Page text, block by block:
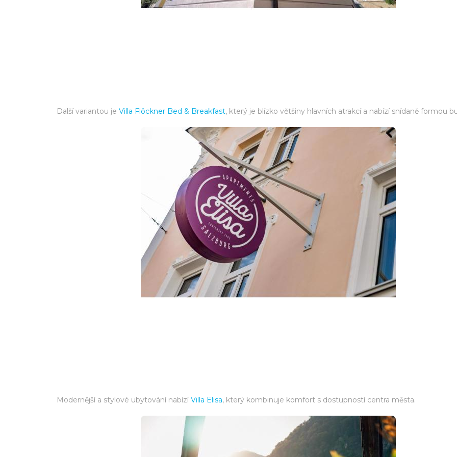
Další variantou je Villa Flöckner Bed & Breakfast, který je blízko většiny hlavních atrakcí a nabízí snídaně formou
Modernější a stylové ubytování nabízíVilla Elisa, který kombinuje komfort s dostupností centra města.